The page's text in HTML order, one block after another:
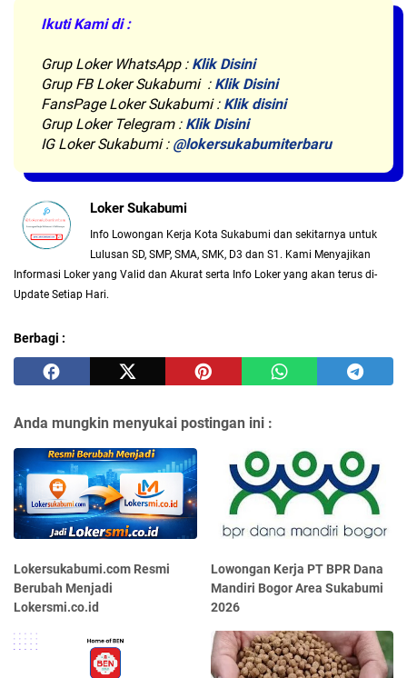
Ikuti Kami di :
Grup Loker WhatsApp : Klik Disini
Grup FB Loker Sukabumi : Klik Disini
FansPage Loker Sukabumi : Klik disini
Grup Loker Telegram : Klik Disini
IG Loker Sukabumi : @lokersukabumiterbaru
Loker Sukabumi
Info Lowongan Kerja Kota Sukabumi dan sekitarnya untuk
Lulusan SD, SMP, SMA, SMK, D3 dan S1. Kami Menyajikan
Informasi Loker yang Valid dan Akurat serta Info Loker yang akan terus di-
Update Setiap Hari.
Berbagi :
Anda mungkin menyukai postingan ini :
Lokersukabumi.com Resmi
Berubah Menjadi
Lokersmi.co.id
Lowongan Kerja PT BPR Dana
Mandiri Bogor Area Sukabumi
2026